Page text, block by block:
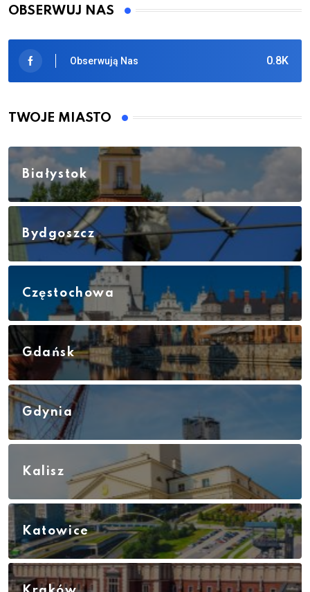
OBSERWUJ NAS
0.8K
Obserwują Nas
TWOJE MIASTO
Białystok
Bydgoszcz
Częstochowa
Gdańsk
Gdynia
Kalisz
Katowice